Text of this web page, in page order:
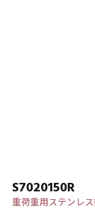
S7020150R
重荷重用ステンレ